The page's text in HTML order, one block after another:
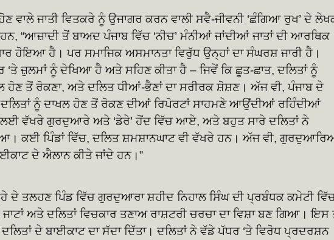
ਵਾਲੇ ਜਾਤੀ ਵਿਤਕਰੇ ਨੂੰ ਉਜਾਗਰ ਕਰਨ ਵਾਲੀ ਸਵੈ-ਜੀਵਨੀ ‘ਛੰਗਿਆ ਰੁਖ’ ਦੇ
“ਆਜ਼ਾਦੀ ਤੋਂ ਬਾਅਦ ਪੰਜਾਬ ਵਿੱਚ ‘ਨੀਚ’ ਮੰਨੀਆਂ ਜਾਂਦੀਆਂ ਜਾਤਾਂ ਦੀ ਆਰਥਿਕ
ਹੋਇਆ ਹੈ। ਪਰ ਸਮਾਜਿਕ ਅਸਮਾਨਤਾ ਵਿਰੁੱਧ ਉਨ੍ਹਾਂ ਦਾ ਸੰਘਰਸ਼ ਜਾਰੀ ਹੈ।
‘ਤੇ ਜ਼ੁਲਮਾਂ ​​ਨੂੰ ਦੇਖਿਆ ਹੈ ਅਤੇ ਸਹਿਣ ਕੀਤਾ ਹੈ – ਜਿਵੇਂ ਕਿ ਛੂਤ-ਛਾਤ, ਦਲਿਤਾਂ ਨੂੰ
ਤੋਂ ਰੋਕਣਾ, ਅਤੇ ਦਲਿਤ ਧੀਆਂ-ਭੈਣਾਂ ਦਾ ਸਰੀਰਕ ਸ਼ੋਸ਼ਣ। ਅੱਜ ਵੀ, ਪੰਜਾਬ ਦੇ
ਨੂੰ ਦਾਖਲ ਹੋਣ ਤੋਂ ਰੋਕਣ ਦੀਆਂ ਰਿਪੋਰਟਾਂ ਸਾਹਮਣੇ ਆਉਂਦੀਆਂ ਰਹਿੰਦੀਆਂ
ਵੱਖਰੇ ਗੁਰਦੁਆਰੇ ਅਤੇ ‘ਡੇਰੇ’ ਹੋਂਦ ਵਿੱਚ ਆਏ, ਅਤੇ ਬਹੁਤ ਸਾਰੇ ਦਲਿਤਾਂ ਨੇ
ਕਈ ਪਿੰਡਾਂ ਵਿੱਚ, ਦਲਿਤ ਸ਼ਮਸ਼ਾਨਘਾਟ ਵੀ ਵੱਖਰੇ ਹਨ। ਅੱਜ ਵੀ,
ਦੇ ਐਲਾਨ ਕੀਤੇ ਜਾਂਦੇ ਹਨ।”
ਦੇ ਤਲਹਣ ਪਿੰਡ ਵਿੱਚ ਗੁਰਦੁਆਰਾ ਸ਼ਹੀਦ ਨਿਹਾਲ ਸਿੰਘ ਦੀ ਪ੍ਰਬੰਧਕ ਕਮੇਟੀ
ਜਾਟਾਂ ਅਤੇ ਦਲਿਤਾਂ ਵਿਚਕਾਰ ਤਣਾਅ ਰਾਸ਼ਟਰੀ ਚਰਚਾ ਦਾ ਵਿਸ਼ਾ ਬਣ ਗਿਆ। ਇਸ
ਦੇ ਬਾਈਕਾਟ ਦਾ ਸੱਦਾ ਦਿੱਤਾ। ਦਲਿਤਾਂ ਨੇ ਵੱਡੇ ਪੱਧਰ ‘ਤੇ ਵਿਰੋਧ ਪ੍ਰਦਰਸ਼ਨ